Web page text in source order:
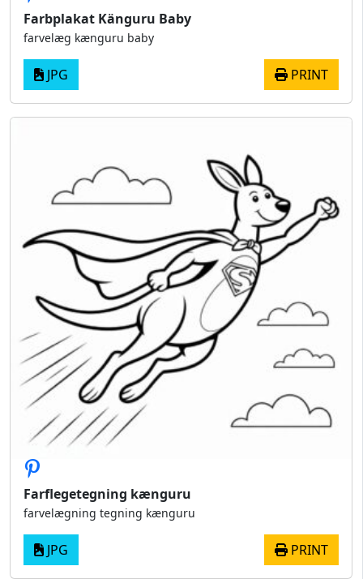
Farbplakat Känguru Baby
farvelæg kænguru baby
JPG PRINT
Farflegetegning kænguru
farvelægning tegning kænguru
JPG PRINT